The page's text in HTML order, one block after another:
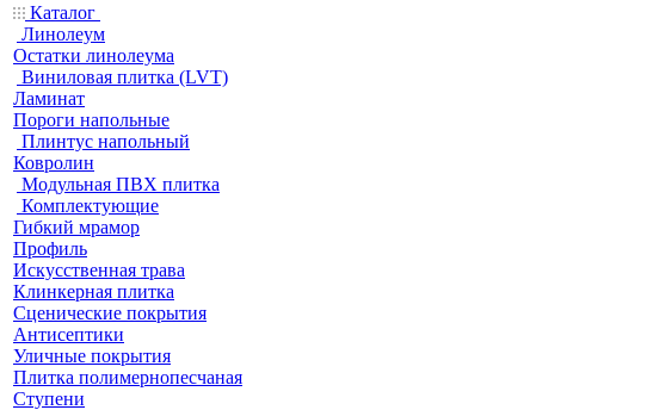
Каталог
Линолеум
Остатки линолеума
Виниловая плитка (LVT)
Ламинат
Пороги напольные
Плинтус напольный
Ковролин
Модульная ПВХ плитка
Комплектующие
Гибкий мрамор
Профиль
Искусственная трава
Клинкерная плитка
Сценические покрытия
Антисептики
Уличные покрытия
Плитка полимернопесчаная
Ступени